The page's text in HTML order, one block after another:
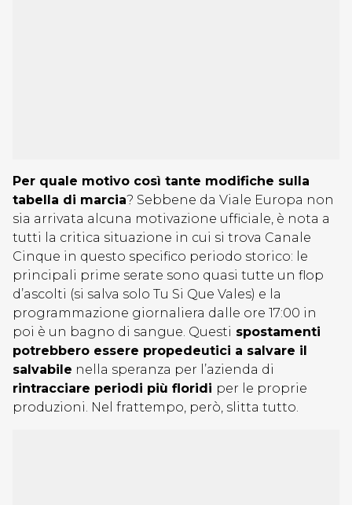
Per quale motivo così tante modifiche sulla
tabella di marcia? Sebbene da Viale Europa non
sia arrivata alcuna motivazione ufficiale, è nota a
tutti la critica situazione in cui si trova Canale
Cinque in questo specifico periodo storico: le
principali prime serate sono quasi tutte un flop
d’ascolti (si salva solo Tu Si Que Vales) e la
programmazione giornaliera dalle ore 17:00 in
poi è un bagno di sangue. Questi spostamenti
potrebbero essere propedeutici a salvare il
salvabile nella speranza per l’azienda di
rintracciare periodi più floridi per le proprie
produzioni. Nel frattempo, però, slitta tutto.